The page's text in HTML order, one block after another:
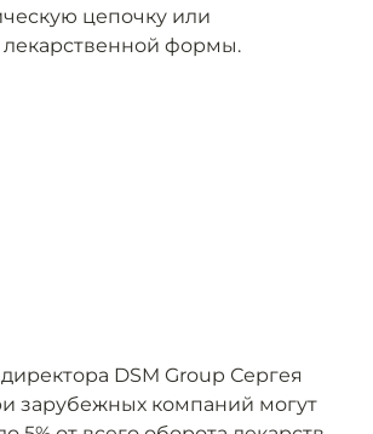
цепочку или
лекарственной формы.
DSM Group Сергея
зарубежных компаний могут